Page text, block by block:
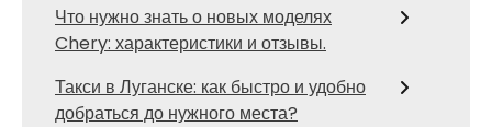
Что нужно знать о новых моделях
Chery: характеристики и отзывы.
Такси в Луганске: как быстро и удобно
добраться до нужного места?